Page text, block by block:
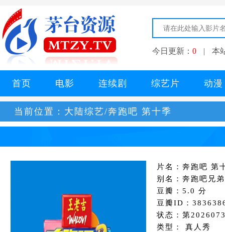
今日更新： 0 | 本
首页 电影 连续剧 综艺片 动漫
当前位置： 大陆综艺/奔跑吧 第十季
片名：奔跑吧 第
别名：奔跑吧兄
豆瓣：5.0 分
豆瓣ID：
状态：第
类型： 真人秀